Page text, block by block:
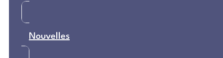
Nouvelles